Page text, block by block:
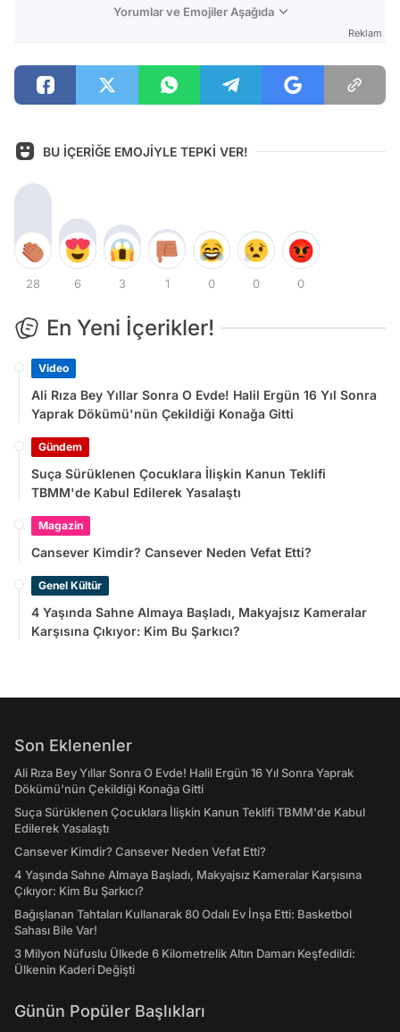
Yorumlar ve Emojiler Aşağıda
Reklam
BU İÇERİĞE EMOJİYLE TEPKİ VER!
28 6 3 1 0 0 0
En Yeni İçerikler!
Video
Ali Rıza Bey Yıllar Sonra O Evde! Halil Ergün 16 Yıl Sonra
Yaprak Dökümü'nün Çekildiği Konağa Gitti
Gündem
Suça Sürüklenen Çocuklara İlişkin Kanun Teklifi
TBMM'de Kabul Edilerek Yasalaştı
Magazin
Cansever Kimdir? Cansever Neden Vefat Etti?
Genel Kültür
4 Yaşında Sahne Almaya Başladı, Makyajsız Kameralar
Karşısına Çıkıyor: Kim Bu Şarkıcı?
Son Eklenenler
Ali Rıza Bey Yıllar Sonra O Evde! Halil Ergün 16 Yıl Sonra Yaprak
Dökümü'nün Çekildiği Konağa Gitti
Suça Sürüklenen Çocuklara İlişkin Kanun Teklifi TBMM'de Kabul
Edilerek Yasalaştı
Cansever Kimdir? Cansever Neden Vefat Etti?
4 Yaşında Sahne Almaya Başladı, Makyajsız Kameralar Karşısına
Çıkıyor: Kim Bu Şarkıcı?
Bağışlanan Tahtaları Kullanarak 80 Odalı Ev İnşa Etti: Basketbol
Sahası Bile Var!
3 Milyon Nüfuslu Ülkede 6 Kilometrelik Altın Damarı Keşfedildi:
Ülkenin Kaderi Değişti
Günün Popüler Başlıkları